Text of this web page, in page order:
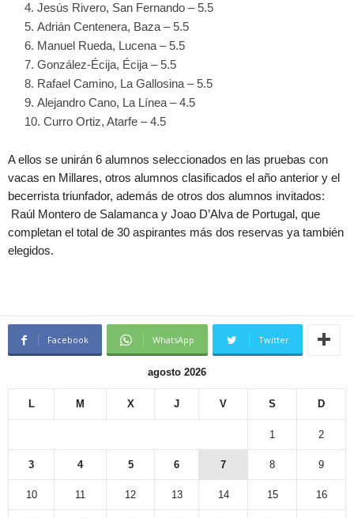
Jesús Rivero, San Fernando – 5.5
Adrián Centenera, Baza – 5.5
Manuel Rueda, Lucena – 5.5
González-Écija, Écija – 5.5
Rafael Camino, La Gallosina – 5.5
Alejandro Cano, La Línea – 4.5
Curro Ortiz, Atarfe – 4.5
A ellos se unirán 6 alumnos seleccionados en las pruebas con
vacas en Millares, otros alumnos clasificados el año anterior y el
becerrista triunfador, además de otros dos alumnos invitados:
Raúl Montero de Salamanca y Joao D’Alva de Portugal, que
completan el total de 30 aspirantes más dos reservas ya también
elegidos.
Facebook WhatsApp Twitter
agosto 2026
L M X J V S D
1 2
3 4 5 6 7 8 9
10 11 12 13 14 15 16